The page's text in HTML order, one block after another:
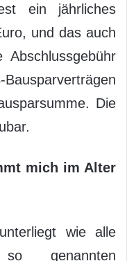
ein jährliches
und das auch
Die
mich im Alter
wie alle
genannten